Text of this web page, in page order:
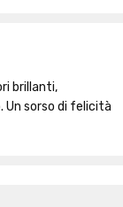
brillanti,
sorso di felicità